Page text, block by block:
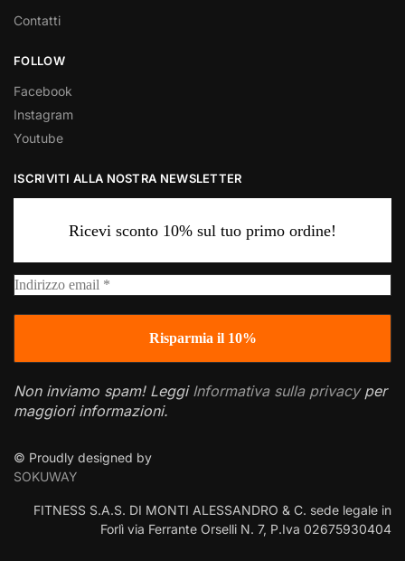
Contatti
FOLLOW
Facebook
Instagram
Youtube
ISCRIVITI ALLA NOSTRA NEWSLETTER
Ricevi sconto 10% sul tuo primo ordine!
Non inviamo spam! Leggi Informativa sulla privacyper
maggiori informazioni.
© Proudly designed by
SOKUWAY
FITNESS S.A.S. DI MONTI ALESSANDRO & C. sede legale in
Forlì via Ferrante Orselli N. 7, P.Iva 02675930404